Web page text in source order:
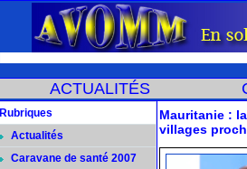
ACTUALITÉS
Rubriques
Actualités
Caravane de santé 2007
Mauritanie :
villages